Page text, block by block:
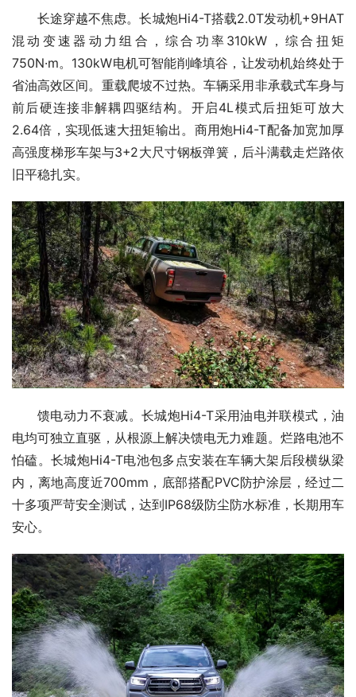
长途穿越不焦虑。长城炮Hi4-T搭载2.0T发动机+9HAT
混动变速器动力组合，综合功率310kW，综合扭矩
750N·m。130kW电机可智能削峰填谷，让发动机始终处于
省油高效区间。重载爬坡不过热。车辆采用非承载式车身与
前后硬连接非解耦四驱结构。开启4L模式后扭矩可放大
2.64倍，实现低速大扭矩输出。商用炮Hi4-T配备加宽加厚
高强度梯形车架与3+2大尺寸钢板弹簧，后斗满载走烂路依
旧平稳扎实。
馈电动力不衰减。长城炮Hi4-T采用油电并联模式，油
电均可独立直驱，从根源上解决馈电无力难题。烂路电池不
怕磕。长城炮Hi4-T电池包多点安装在车辆大架后段横纵梁
内，离地高度近700mm，底部搭配PVC防护涂层，经过二
十多项严苛安全测试，达到IP68级防尘防水标准，长期用车
安心。